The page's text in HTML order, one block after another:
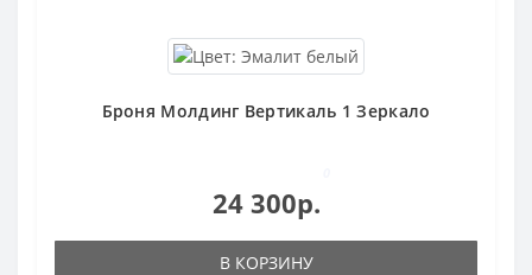
Броня Молдинг Вертикаль 1 Зеркало
24 300р.
В КОРЗИНУ